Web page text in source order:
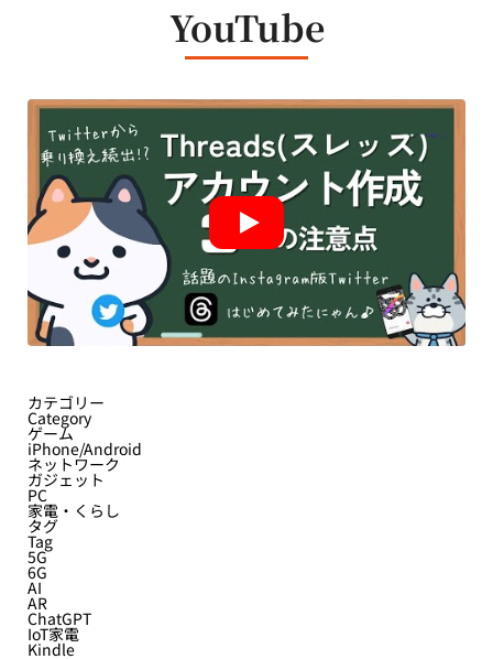
YouTube
カテゴリー
Category
ゲーム
iPhone/Android
ネットワーク
ガジェット
PC
家電・くらし
タグ
Tag
5G
6G
AI
AR
ChatGPT
IoT家電
Kindle